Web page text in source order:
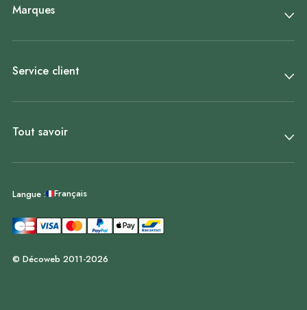
Marques
Service client
Tout savoir
Langue : Français
© Décoweb 2011-2026